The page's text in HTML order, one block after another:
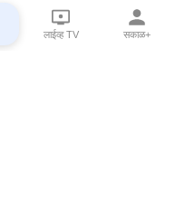
लाईव्ह TV सकाळ+